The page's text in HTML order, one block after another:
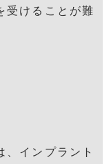
受けることが難
、インプラント